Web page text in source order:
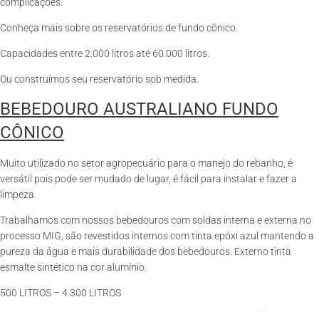
Conheça mais sobre os reservatórios de fundo cônico.
Capacidades entre 2.000 litros até 60.000 litros.
Ou construímos seu reservatório sob medida.
BEBEDOURO AUSTRALIANO FUNDO
CÔNICO
Muito utilizado no setor agropecuário para o manejo do rebanho, é
versátil pois pode ser mudado de lugar, é fácil para instalar e fazer a
limpeza.
Trabalhamos com nossos bebedouros com soldas interna e externa no
processo MIG, são revestidos internos com tinta epóxi azul mantendo a
pureza da água e mais durabilidade dos bebedouros. Externo tinta
esmalte sintético na cor alumínio.
500 LITROS – 4.300 LITROS